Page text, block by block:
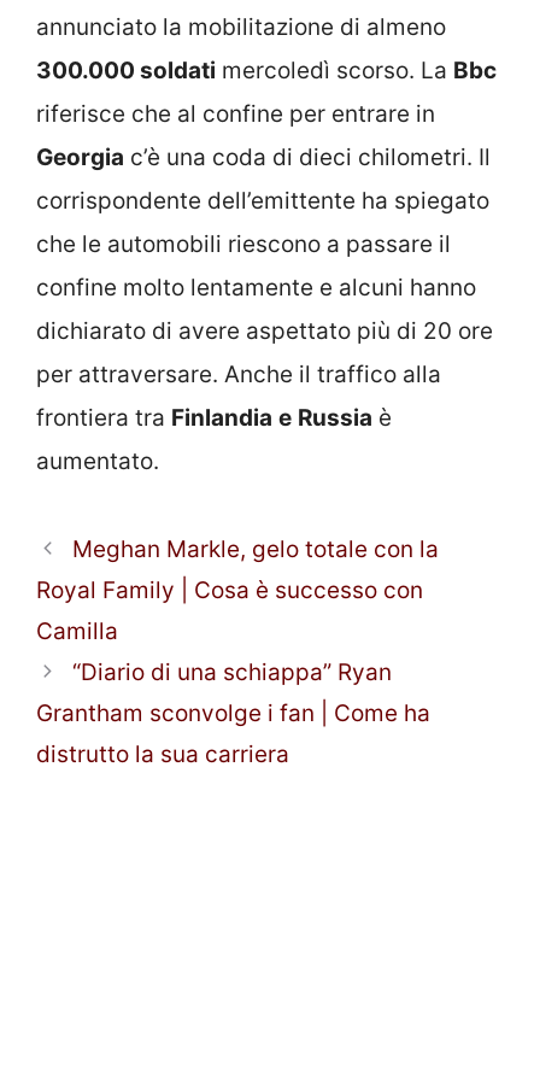
annunciato la mobilitazione di almeno
300.000 soldati mercoledì scorso. La Bbc
riferisce che al confine per entrare in
Georgia c’è una coda di dieci chilometri. Il
corrispondente dell’emittente ha spiegato
che le automobili riescono a passare il
confine molto lentamente e alcuni hanno
dichiarato di avere aspettato più di 20 ore
per attraversare. Anche il traffico alla
frontiera tra Finlandia e Russia è
aumentato.
Meghan Markle, gelo totale con la
Royal Family | Cosa è successo con
Camilla
“Diario di una schiappa” Ryan
Grantham sconvolge i fan | Come ha
distrutto la sua carriera